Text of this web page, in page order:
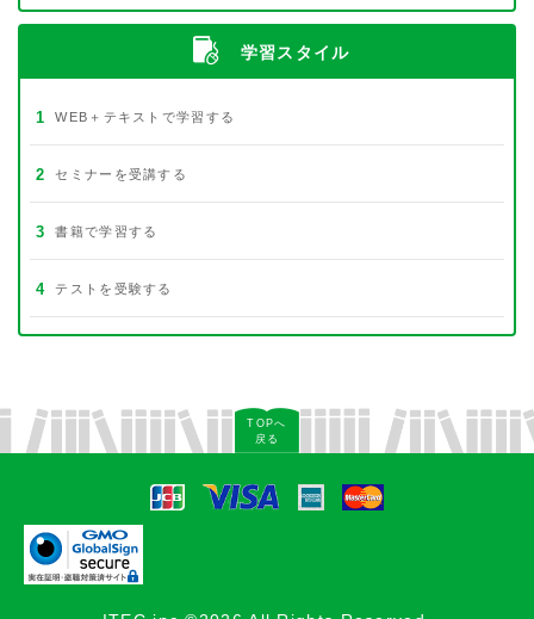
学習スタイル
1 WEB＋テキストで学習する
2 セミナーを受講する
3 書籍で学習する
4 テストを受験する
TOPへ
戻る